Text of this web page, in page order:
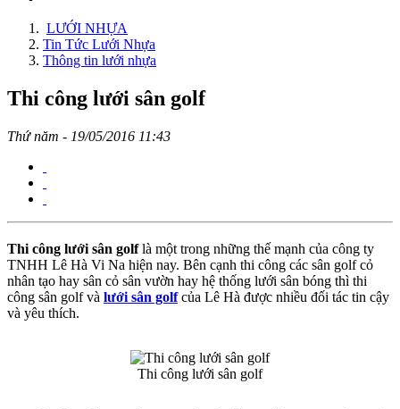
LƯỚI NHỰA
Tin Tức Lưới Nhựa
Thông tin lưới nhựa
Thi công lưới sân golf
Thứ năm - 19/05/2016 11:43
Thi công lưới sân golflà một trong những thế mạnh của công ty
TNHH Lê Hà Vi Na hiện nay. Bên cạnh thi công các sân golf cỏ
nhân tạo hay sân cỏ sân vườn hay hệ thống lưới sân bóng thì thi
công sân golf và lưới sân golf của Lê Hà được nhiều đối tác tin cậy
và yêu thích.
Thi công lưới sân golf